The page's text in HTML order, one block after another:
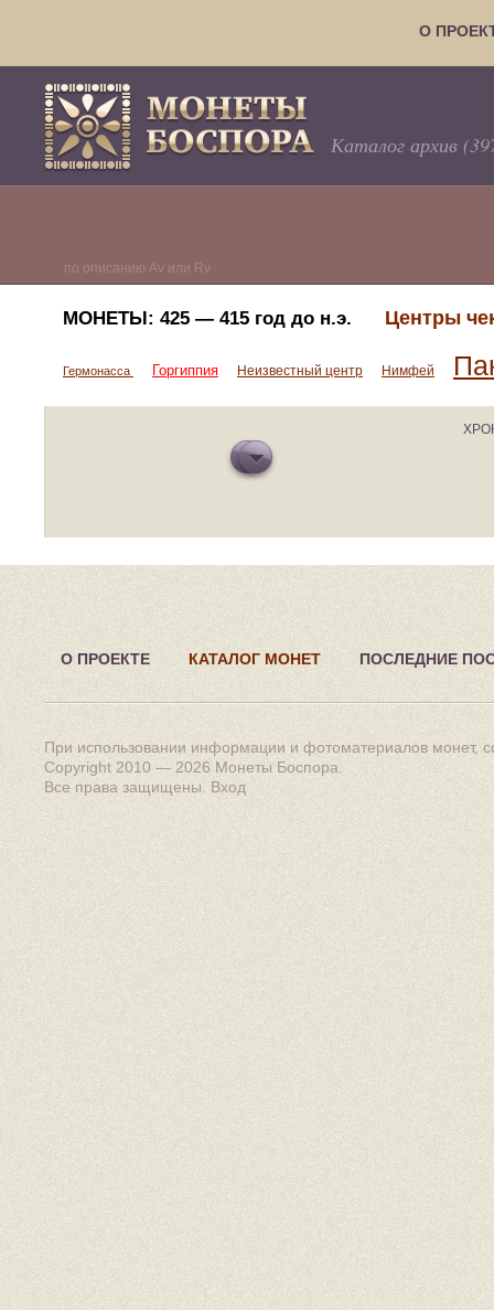
О
Каталог архив
по описанию Av или Rv
МОНЕТЫ: 425 — 415 год до н.э. Центры
Гермонасса Горгиппия Неизвестный центр Нимфей
О ПРОЕКТЕ КАТАЛОГ МОНЕТ ПОСЛЕДНИЕ
При использовании информации и фотоматериалов монет,
Copyright 2010 — 2026 Монеты Боспора
Все права защищены. Вход